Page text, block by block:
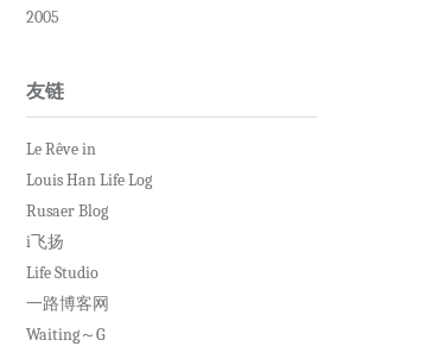
2005
友链
Le Rêve in
Louis Han Life Log
Rusaer Blog
i飞扬
Life Studio
一路博客网
Waiting～G